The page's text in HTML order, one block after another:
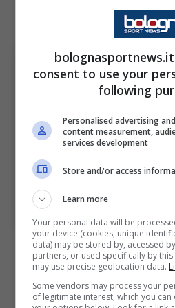
Riccardo Calafiori in
Pellegrini (ph. Image Sport)
La stagione di
Bologna
consent to use your
following
Personalised advertising
content measurement,
services development
Store and/or access
Learn more
Your personal data will be
your device (cookies, unique
data) may be stored by, accessed
partners, or used specifically by
may use precise geolocation data.
Some vendors may process your
of legitimate interest, which you